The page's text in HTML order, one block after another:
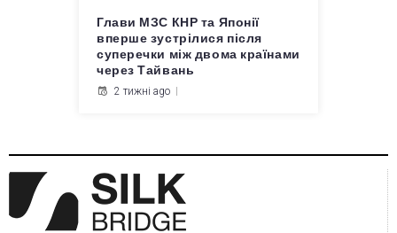
Глави МЗС КНР та Японії
вперше зустрілися після
суперечки між двома країнами
через Тайвань
2 тижні ago